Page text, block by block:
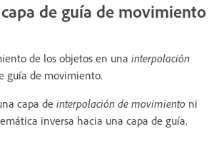
de guía de movimiento
de los objetos en una interpolación
guía de movimiento.
capa de interpolación de movimiento ni
inversa hacia una capa de guía.